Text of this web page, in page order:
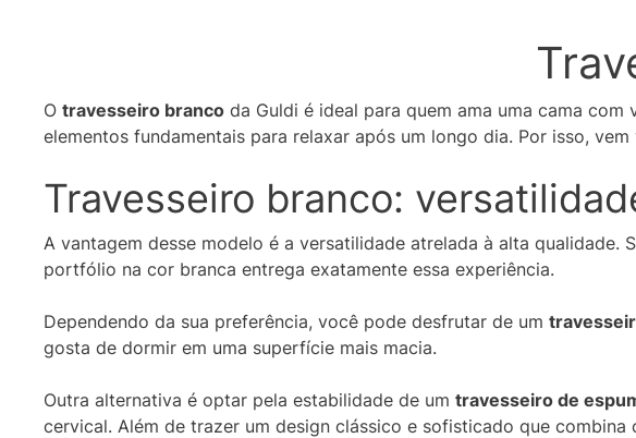
O travesseiro branco da Guldi é ideal para quem ama uma cama
elementos fundamentais para relaxar após um longo dia. Por isso,
Travesseiro branco:
A vantagem desse modelo é a versatilidade atrelada à alta qualidade.
portfólio na cor branca entrega exatamente essa experiência.
Dependendo da sua preferência, você pode desfrutar de um
gosta de dormir em uma superfície mais macia.
Outra alternativa é optar pela estabilidade de um travesseiro de
cervical. Além de trazer um design clássico e sofisticado que